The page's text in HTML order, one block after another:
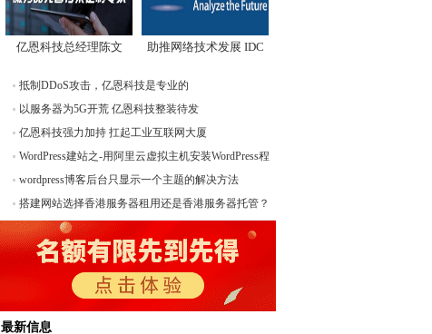
亿恩科技总经理陈文
先
助推网络技术发展 IDC
抵制DDoS攻击，亿恩科技是专业的
以服务器为5G开荒 亿恩科技整装待发
亿恩科技强力加持 扛起工业互联网大厦
WordPress建站之-用阿里云虚拟主机安装WordPress程
序！
wordpress博客后台只显示一个主题的解决方法
搭建网站选择香港服务器租用还是香港服务器托管？
最新信息